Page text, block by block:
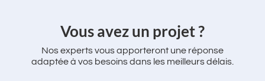
‌Vous avez un projet ?
Nos experts vous apporteront une réponse
adaptée à vos besoins dans les meilleurs délais.